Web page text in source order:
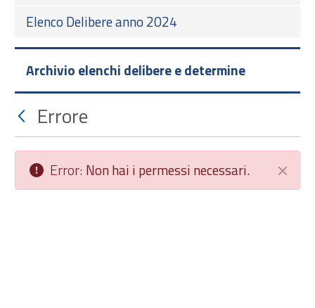
Elenco Delibere anno 2024
Archivio elenchi delibere e determine
Errore
Chiudi
Error: Non hai i permessi necessari.